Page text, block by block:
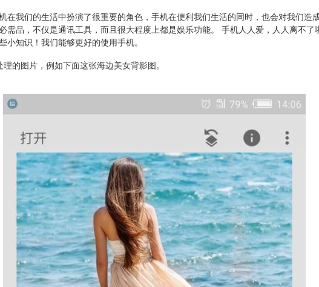
在我们的生活中扮演了很重要的角色，手机在便利我们生活的同时，也会对我们造
需品，不仅是通讯工具，而且很大程度上都是娱乐功能。 手机人人爱，人人离不了
小知识！我们能够更好的使用手机。
理的图片，例如下面这张海边美女背影图。